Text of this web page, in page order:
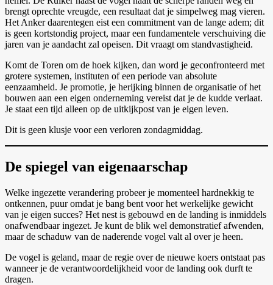
brengt oprechte vreugde, een resultaat dat je simpelweg mag vieren.
Het Anker daarentegen eist een commitment van de lange adem; dit
is geen kortstondig project, maar een fundamentele verschuiving die
jaren van je aandacht zal opeisen. Dit vraagt om standvastigheid.
Komt de Toren om de hoek kijken, dan word je geconfronteerd met
grotere systemen, instituten of een periode van absolute
eenzaamheid. Je promotie, je herijking binnen de organisatie of het
bouwen aan een eigen onderneming vereist dat je de kudde verlaat.
Je staat een tijd alleen op de uitkijkpost van je eigen leven.
Dit is geen klusje voor een verloren zondagmiddag.
De spiegel van eigenaarschap
Welke ingezette verandering probeer je momenteel hardnekkig te
ontkennen, puur omdat je bang bent voor het werkelijke gewicht
van je eigen succes? Het nest is gebouwd en de landing is inmiddels
onafwendbaar ingezet. Je kunt de blik wel demonstratief afwenden,
maar de schaduw van de naderende vogel valt al over je heen.
De vogel is geland, maar de regie over de nieuwe koers ontstaat pas
wanneer je de verantwoordelijkheid voor de landing ook durft te
dragen.